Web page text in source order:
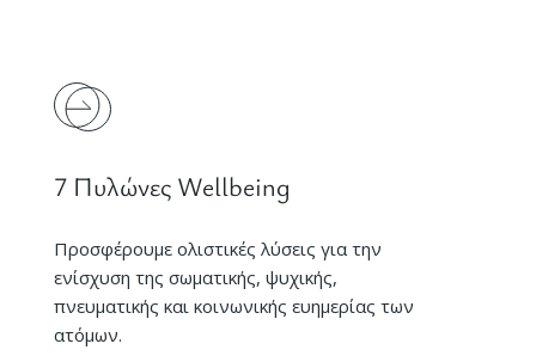
7 Πυλώνες Wellbeing
Προσφέρουμε ολιστικές λύσεις για την
ενίσχυση της σωματικής, ψυχικής,
πνευματικής και κοινωνικής ευημερίας των
ατόμων.